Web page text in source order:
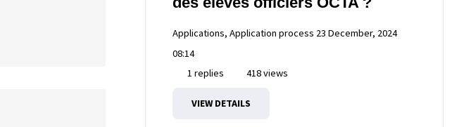
Applications, Application process 23 December, 2024
08:14
1 replies
418 views
VIEW DETAILS